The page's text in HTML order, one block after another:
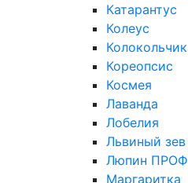
Катарантус
Колеус
Колокольчик
Кореопсис
Космея
Лаванда
Лобелия
Львиный зев
Люпин
Маргаритка